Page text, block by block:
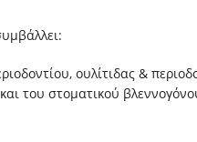
ουλίτιδας &
του στοματικού